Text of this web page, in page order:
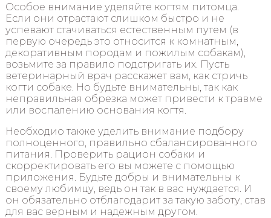
Особое внимание уделяйте когтям питомца.
Если они отрастают слишком быстро и не
успевают стачиваться естественным путем (в
первую очередь это относится к комнатным,
декоративным породам и пожилым собакам),
возьмите за правило подстригать их. Пусть
ветеринарный врач расскажет вам, как стричь
когти собаке. Но будьте внимательны, так как
неправильная обрезка может привести к травме
или воспалению основания когтя.
Необходио также уделить внимание подбору
полноценного, правильно сбалансированного
питания. Проверить рацион собаки и
скорректировать его вы можете с помощью
приложения. Будьте добры и внимательны к
своему любимцу, ведь он так в вас нуждается. И
он обязательно отблагодарит за такую заботу, став
для вас верным и надежным другом.